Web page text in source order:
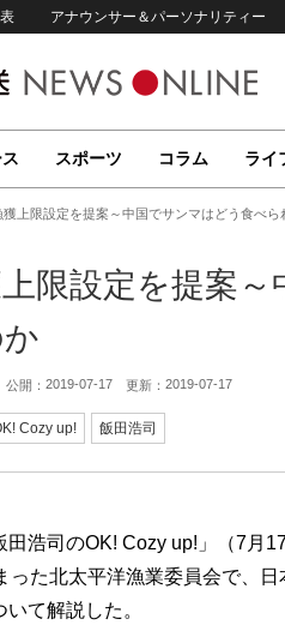
アナウンサー＆パーソナリティー
スポーツ コラム ライ
獲上限設定を提案～中国でサンマはどう食べら
限設定を提案
公開： 2019-07-17 更新： 2019-07-17
Cozy up! 飯田浩司
田浩司のOK! Cozy up!」（7月
った北太平洋漁業委員会で、
て解説した。